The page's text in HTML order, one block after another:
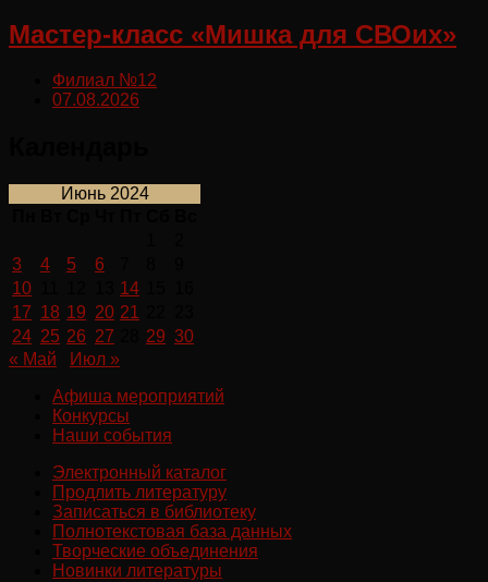
Мастер-класс «Мишка для СВОих»
Филиал №12
07.08.2026
Июнь 2024
3
4 5 6
10
14
17 18 19 20 21
24 25 26 27 29 30
« Май
Июл »
Афиша мероприятий
Конкурсы
Наши события
Электронный каталог
Продлить литературу
Записаться в библиотеку
Полнотекстовая база данных
Творческие объединения
Новинки литературы